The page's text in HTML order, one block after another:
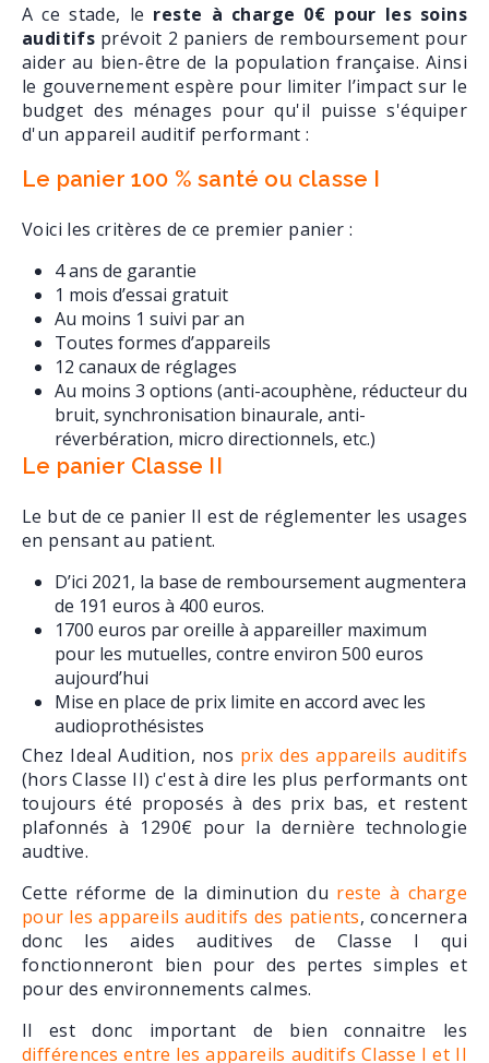
A ce stade, le reste à charge 0€ pour les soins
auditifs prévoit 2 paniers de remboursement pour
aider au bien-être de la population française. Ainsi
le gouvernement espère pour limiter l’impact sur le
budget des ménages pour qu'il puisse s'équiper
d'un appareil auditif performant :
Le panier 100 % santé ou classe I
Voici les critères de ce premier panier :
4 ans de garantie
1 mois d’essai gratuit
Au moins 1 suivi par an
Toutes formes d’appareils
12 canaux de réglages
Au moins 3 options (anti-acouphène, réducteur du
bruit, synchronisation binaurale, anti-
réverbération, micro directionnels, etc.)
Le panier Classe II
Le but de ce panier II est de réglementer les usages
en pensant au patient.
D’ici 2021, la base de remboursement augmentera
de 191 euros à 400 euros.
1700 euros par oreille à appareiller maximum
pour les mutuelles, contre environ 500 euros
aujourd’hui
Mise en place de prix limite en accord avec les
audioprothésistes
Chez Ideal Audition, nos prix des appareils auditifs
(hors Classe II) c'est à dire les plus performants ont
toujours été proposés à des prix bas, et restent
plafonnés à 1290€ pour la dernière technologie
audtive.
Cette réforme de la diminution du reste à charge
pour les appareils auditifs des patients, concernera
donc les aides auditives de Classe I qui
fonctionneront bien pour des pertes simples et
pour des environnements calmes.
Il est donc important de bien connaitre les
différences entre les appareils auditifs Classe I et II